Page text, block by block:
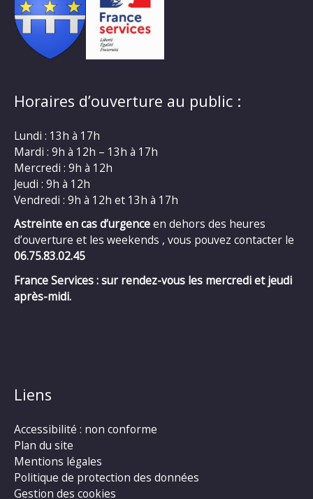
Horaires d’ouverture au public :
Lundi : 13h à 17h
Mardi : 9h à 12h – 13h à 17h
Mercredi : 9h à 12h
Jeudi : 9h à 12h
Vendredi : 9h à 12h et 13h à 17h
Astreinte en cas d’urgenceen dehors des heures
d’ouverture et les weekends , vous pouvez contacter le
06.75.83.02.45
France Services : sur rendez-vous les mercredi et jeudi
après-midi.
Liens
Accessibilité : non conforme
Plan du site
Mentions légales
Politique de protection des données
Gestion des cookies